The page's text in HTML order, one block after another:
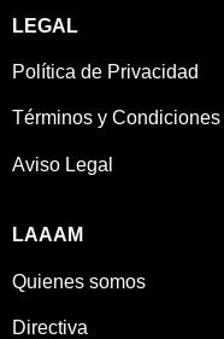
LEGAL
Política de Privacidad
Términos y Condiciones
Aviso Legal
LAAAM
Quienes somos
Directiva